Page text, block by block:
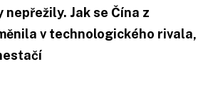
Jak se Čína z
v technologického rivala,